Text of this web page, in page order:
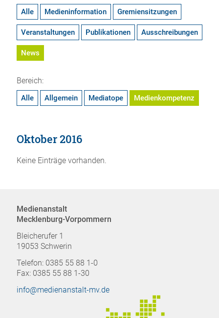
Alle Medieninformation Gremiensitzungen
Veranstaltungen Publikationen Ausschreibungen
News
Bereich:
Alle Allgemein Mediatope Medienkompetenz
Oktober 2016
Keine Einträge vorhanden.
Medienanstalt
Mecklenburg-Vorpommern
Bleicherufer 1
19053 Schwerin
Telefon: 0385 55 88 1-0
Fax: 0385 55 88 1-30
info@medienanstalt-mv.de